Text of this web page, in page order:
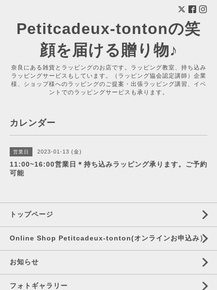
Petitcadeux-tontonの笑
顔を届ける贈り物♪
奈良にある雑貨とラッピングのお店です。ラッピング教室、持ち込み
ラッピングサービスもしています。（ラッピング協会認定講師）企業
様、ショップ様へのラッピングのご提案・出張ラッピング講習、イベ
ントでのラッピングサービスも承ります。
カレンダー
営業日 2023-01-13 (金)
11:00~16:00営業日＊持ち込みラッピング承ります。ご予約
可能
トップページ
Online Shop Petitcadeux-tonton(オンラインお申込み）
お知らせ
フォトギャラリー